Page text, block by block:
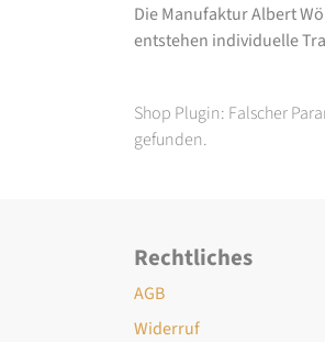
Die Manufaktur Albert
entstehen individuelle
Shop Plugin: Falscher
gefunden.
Rechtliches
AGB
Widerruf